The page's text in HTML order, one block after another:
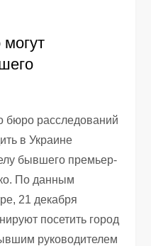
бюро расследований
в Украине
бывшего премьер-
По данным
21 декабря
посетить город
руководителем